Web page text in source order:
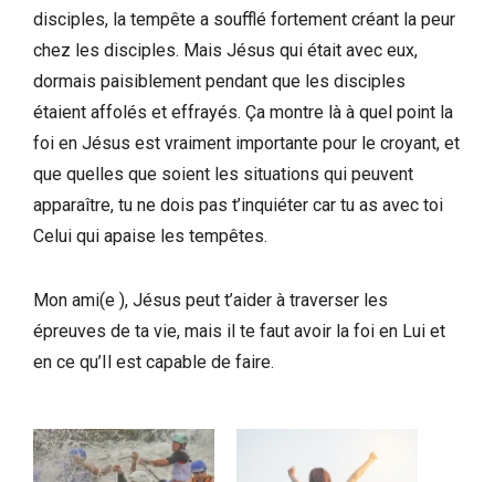
disciples, la tempête a soufflé fortement créant la peur
chez les disciples. Mais Jésus qui était avec eux,
dormais paisiblement pendant que les disciples
étaient affolés et effrayés. Ça montre là à quel point la
foi en Jésus est vraiment importante pour le croyant, et
que quelles que soient les situations qui peuvent
apparaître, tu ne dois pas t’inquiéter car tu as avec toi
Celui qui apaise les tempêtes.
Mon ami(e ), Jésus peut t’aider à traverser les
épreuves de ta vie, mais il te faut avoir la foi en Lui et
en ce qu’Il est capable de faire.